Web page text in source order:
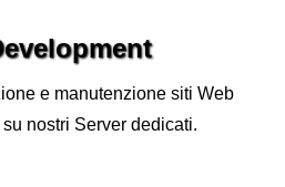
e manutenzione siti Web
nostri Server dedicati.